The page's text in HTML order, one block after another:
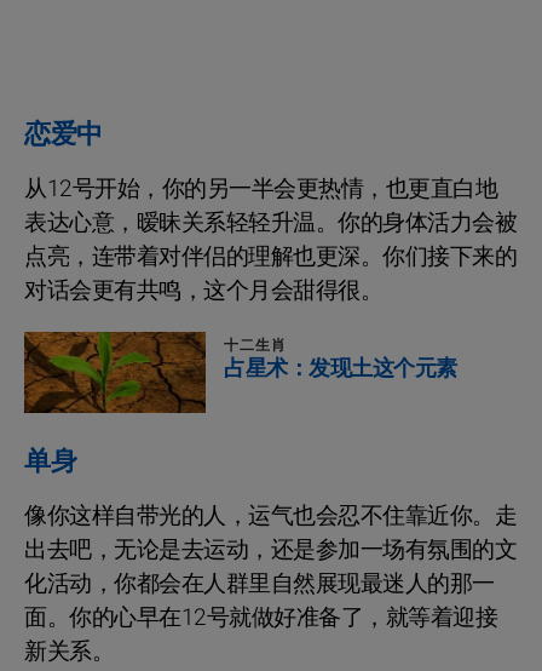
恋爱中
从12号开始，你的另一半会更热情，也更直白地
表达心意，暧昧关系轻轻升温。你的身体活力会被
点亮，连带着对伴侣的理解也更深。你们接下来的
对话会更有共鸣，这个月会甜得很。
十二生肖
占星术：发现土这个元素
单身
像你这样自带光的人，运气也会忍不住靠近你。走
出去吧，无论是去运动，还是参加一场有氛围的文
化活动，你都会在人群里自然展现最迷人的那一
面。你的心早在12号就做好准备了，就等着迎接
新关系。